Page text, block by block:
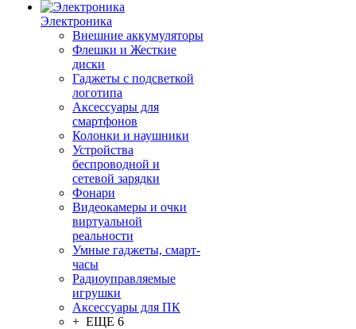
Электроника
Внешние аккумуляторы
Флешки и Жесткие
диски
Гаджеты с подсветкой
логотипа
Аксессуары для
смартфонов
Колонки и наушники
Устройства
беспроводной и
сетевой зарядки
Фонари
Видеокамеры и очки
виртуальной
реальности
Умные гаджеты, смарт-
часы
Радиоуправляемые
игрушки
Аксессуары для ПК
+ ЕЩЕ 6